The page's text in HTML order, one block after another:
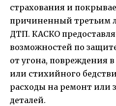
страхования и
причиненный третьим
ДТП. КАСКО
возможностей по
от угона, повреждения в
или стихийного
расходы на ремонт или
деталей.